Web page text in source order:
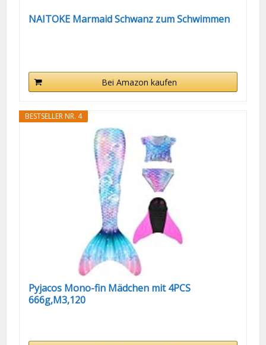
NAITOKE Marmaid Schwanz zum Schwimmen
Bei Amazon kaufen
BESTSELLER NR. 4
Pyjacos Mono-fin Mädchen mit 4PCS
666g,M3,120